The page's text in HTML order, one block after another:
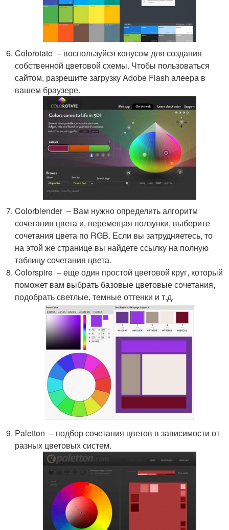
Colorotate – воспользуйся конусом для создания
собственной цветовой схемы. Чтобы пользоваться
сайтом, разрешите загрузку Adobe Flash алеера в
вашем браузере.
Colorblender – Вам нужно определить алгоритм
сочетания цвета и, перемещая ползунки, выберите
сочетания цвета по RGB. Если вы затрудняетесь, то
на этой же странице вы найдете ссылку на полную
таблицу сочетания цвета.
Colorspire – еще один простой цветовой круг, который
поможет вам выбрать базовые цветовые сочетания,
подобрать светлые, темные оттенки и т.д.
Paletton – подбор сочетания цветов в зависимости от
разных цветовых систем.